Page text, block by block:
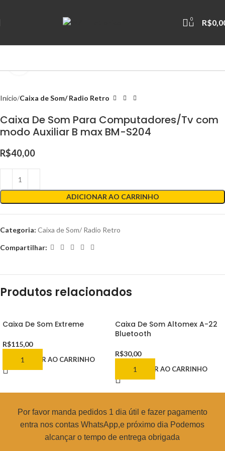
0 R$
Início Caixa de Som/ Radio Retro
Caixa De Som Para Computadores/Tv com
modo Auxiliar B max BM-S204
R$40,00
ADICIONAR AO CARRINHO
Categoria: Caixa de Som/ Radio Retro
Compartilhar:
Produtos relacionados
Caixa De Som Extreme
R$115,00
ADICIONAR AO CARRINHO
Caixa De Som Altomex A-22
Bluetooth
R$30,00
ADICIONAR AO CARRINHO
Por favor manda pedidos 1 dia útil e fazer pagamento
entra nos contas WhatsApp,e próximo dia Podemos
alcançar o tempo de entrega obrigada